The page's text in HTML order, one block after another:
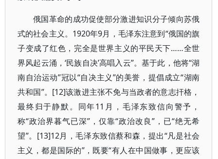
俄国革命的成功促使部分激进知识分子倾向苏俄
式的社会主义。1920年9月，毛泽东注意到“俄国的旗
子变成了红色，完全是世界主义的平民天下……全世
界风起云涌，‘民族自决’高唱入云”。基于此，他将“湖
南自治运动”冠以“自决主义”的美誉，提倡成立“湖南
共和国”。[12]该激进主张不免与当政者的意志扞格，
最终归于静默。同年11月，毛泽东致信向警予，
称“政治界暮气已深”，仅靠“政治改良”，已“绝无希
望”。[13]12月，毛泽东致信蔡和森，提出“凡是社会
主义，都是国际的”，既要“有人在中国做事，更应该